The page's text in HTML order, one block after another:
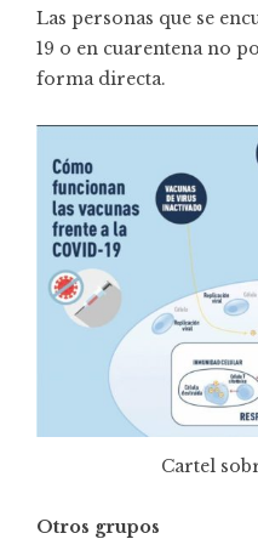
Las personas que se
19 o en cuarentena no
forma directa.
Cartel
Otros grupos